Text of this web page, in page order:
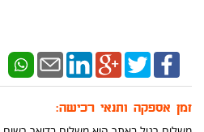
זמן אספקה ותנאי רכישה: